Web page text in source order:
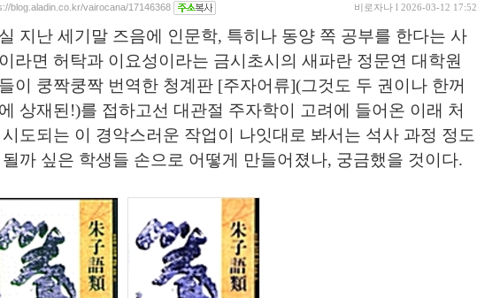
비로자나 l 2026-03-12 17:52
blog.aladin.co.kr/vairocana/17146368
지난 세기말 즈음에 인문학, 특히나 동양 쪽 공부를 한다는 사
라면 허탁과 이요성이라는 금시초시의 새파란 정문연 대학원
이 쿵짝쿵짝 번역한 청계판 [주자어류](그것도 두 권이나 한꺼
상재된!)를 접하고선 대관절 주자학이 고려에 들어온 이래 처
도되는 이 경악스러운 작업이
나잇대로 봐서는 석사 과정 정도
될까 싶은 학생들 손으로 어떻게 만들어졌나, 궁금했을 것이다.